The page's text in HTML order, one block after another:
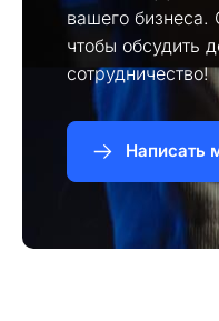
вашего бизнеса.
чтобы обсудить
сотрудничество!
Написать